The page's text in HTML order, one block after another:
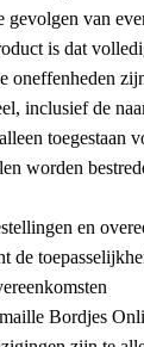
van
is dat
inclusief de
toegestaan
worden
en
de
Bordjes